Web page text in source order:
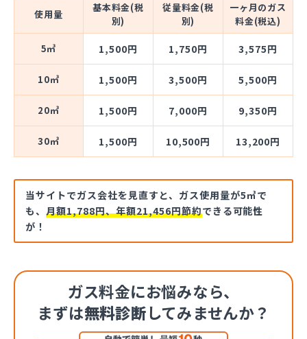
使用量
基本料金(税
別)
従量料金(税
別)
一ヶ月のガス
料金(税込)
5㎥ 1,500円 1,750円 3,575円
10㎥ 1,500円 3,500円 5,500円
20㎥ 1,500円 7,000円 9,350円
30㎥ 1,500円 10,500円 13,200円
当サイトでガス会社を見直すと、ガス使用量が5㎥で
も、 月額1,788円、年額21,456円節約できる可能性
が！
ガス料金にお悩みなら、
まずは無料診断してみませんか？